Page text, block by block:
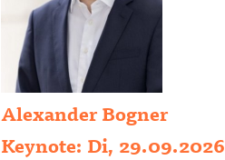
Alexander Bogner
Keynote: Di, 29.09.2026